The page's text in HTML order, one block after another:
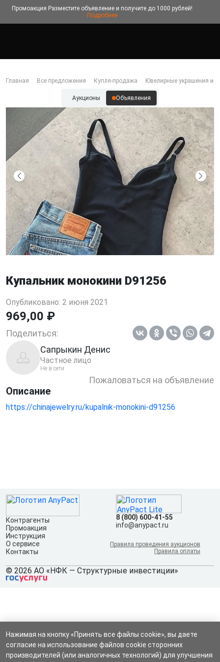
Промоакция Разместите объявление и получите до 1000 рублей!
Подробнее
Главная Все предложения Купля-продажа Ювелирные украшения и
Аукционы Объявления
Купальник монокини D91256
Опубликовано: 2 июня 2021
969,00 ₽
Поделиться:
Сапрыкин Денис
Частное лицо
Не в сети
Пожаловаться на объявление
Описание
https://chinajewelry.ru/kupalnik-monokini-d91256
Контрагенты
Промоакция
Инструкция
О сервисе
Контакты
8 (800) 600-41-55
info@anypact.ru
Правила проведения аукционов
Правила оплаты
© 2026 АО «НФК — Структурные инвестиции»
Нажимая на кнопку «Принять все файлы cookie», вы даете
согласие на использование файлов cookie сторонних
производителей (или аналогичных технологий) для улучшения